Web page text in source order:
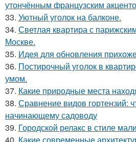
утончённым французским
33. Уютный уголок на балконе.
34. Светлая квартира с
Москве.
35. Идея для обновления
36. Постирочный уголок в
умом.
37. Какие природные места
38. Сравнение видов гортензий:
начинающему садоводу
39. Городской релакс в стиле